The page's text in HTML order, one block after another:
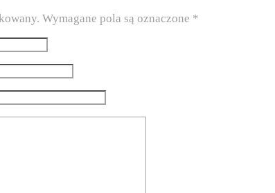
Wymagane pola są oznaczone *